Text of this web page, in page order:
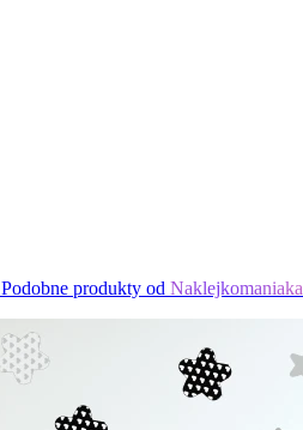
Podobne produkty od Naklejkomaniaka